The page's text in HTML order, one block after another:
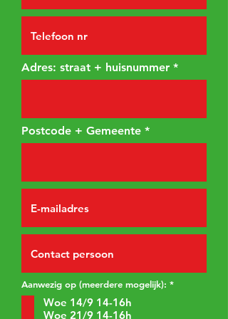
r
Adres: straat + huisnummer
Postcode + Gemeente
Aanwezig op (meerdere mogelijk): *V
Woe 14/9 14-16h
Woe 21/9 14-16h